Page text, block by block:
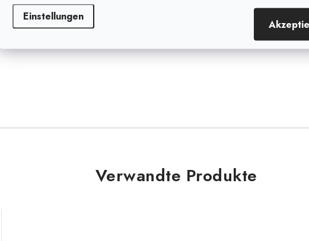
Einstellungen
Durchbrechen verhindert. Dank des
Funktionalität über eine lange
Verwandte Produkte